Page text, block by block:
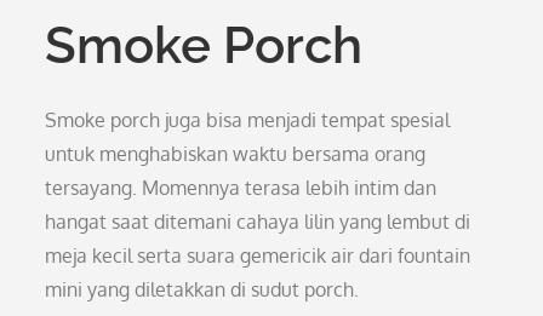
Smoke Porch
Smoke porch juga bisa menjadi tempat spesial
untuk menghabiskan waktu bersama orang
tersayang. Momennya terasa lebih intim dan
hangat saat ditemani cahaya lilin yang lembut di
meja kecil serta suara gemericik air dari fountain
mini yang diletakkan di sudut porch.